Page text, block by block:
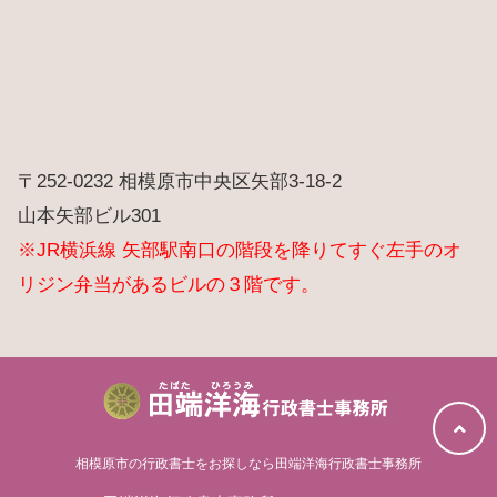
〒252-0232 相模原市中央区矢部3-18-2
山本矢部ビル301
※JR横浜線 矢部駅南口の階段を降りてすぐ左手のオ
リジン弁当があるビルの３階です。
相模原市の行政書士をお探しなら田端洋海行政書士事務所